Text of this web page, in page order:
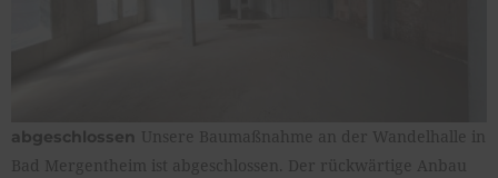
abgeschlossen Unsere Baumaßnahme an der Wandelhalle in
Bad Mergentheim ist abgeschlossen. Der rückwärtige Anbau